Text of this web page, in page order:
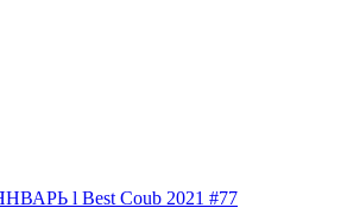
l Best Coub 2021 #77